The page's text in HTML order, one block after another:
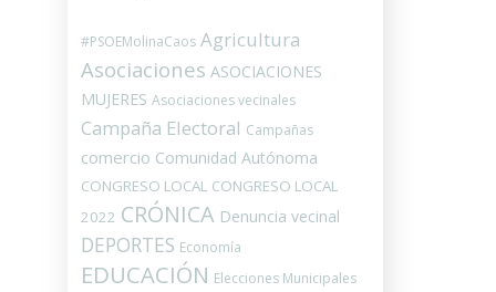
#PSOEMolinaCaos Agricultura
Asociaciones ASOCIACIONES
MUJERES Asociaciones vecinales
Campaña Electoral Campañas
comercio Comunidad Autónoma
CONGRESO LOCAL CONGRESO LOCAL
2022 CRÓNICA Denuncia vecinal
DEPORTES Economía
EDUCACIÓN Elecciones Municipales